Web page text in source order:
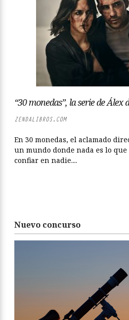
“30 monedas”, la serie de Álex
ZENDALIBROS.COM
En 30 monedas, el aclamado
un mundo donde nada es lo que
confiar en nadie....
Nuevo concurso